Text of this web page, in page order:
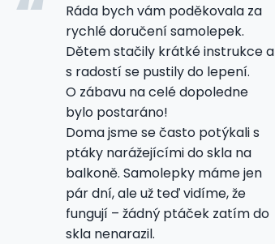
Ráda bych vám poděkovala za
rychlé doručení samolepek.
Dětem stačily krátké instrukce a
s radostí se pustily do lepení.
O zábavu na celé dopoledne
bylo postaráno!
Doma jsme se často potýkali s
ptáky narážejícími do skla na
balkoně. Samolepky máme jen
pár dní, ale už teď vidíme, že
fungují – žádný ptáček zatím do
skla nenarazil.